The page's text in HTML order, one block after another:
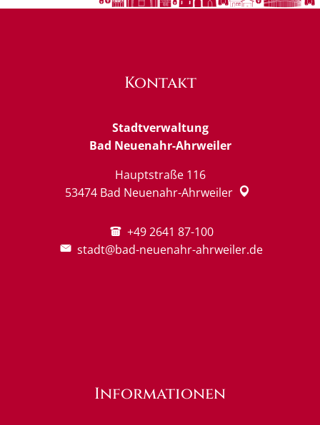
Kontakt
Stadtverwaltung
Bad Neuenahr-Ahrweiler
Hauptstraße 116
53474 Bad Neuenahr-Ahrweiler
+49 2641 87-100
stadt@bad-neuenahr-ahrweiler.de
Informationen